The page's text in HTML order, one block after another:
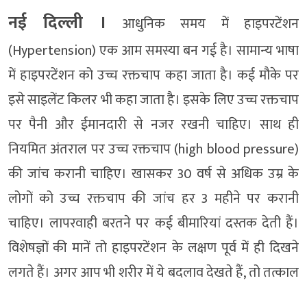
नई दिल्ली ।
आधुनिक समय में हाइपरटेंशन
(Hypertension) एक आम समस्या बन गई है। सामान्‍य भाषा
में हाइपरटेंशन को उच्च रक्तचाप कहा जाता है। कई मौके पर
इसे साइलेंट किलर भी कहा जाता है। इसके लिए उच्च रक्तचाप
पर पैनी और ईमानदारी से नजर रखनी चाहिए। साथ ही
नियमित अंतराल पर उच्च रक्तचाप (high blood pressure)
की जांच करानी चाहिए। खासकर 30 वर्ष से अधिक उम्र के
लोगों को उच्च रक्तचाप की जांच हर 3 महीने पर करानी
चाहिए। लापरवाही बरतने पर कई बीमारियां दस्तक देती हैं।
विशेषज्ञों की मानें तो हाइपरटेंशन के लक्षण पूर्व में ही दिखने
लगते हैं। अगर आप भी शरीर में ये बदलाव देखते हैं, तो तत्काल